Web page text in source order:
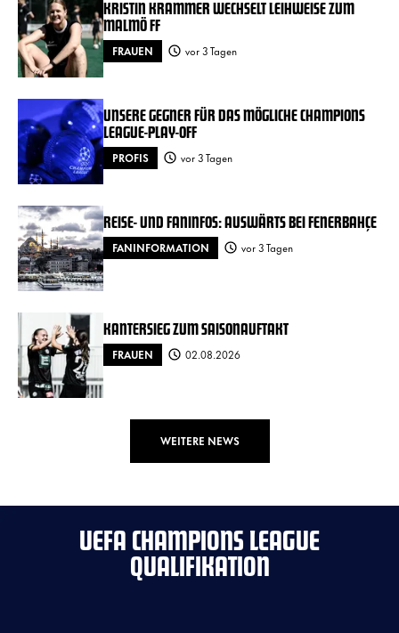
KRISTIN KRAMMER WECHSELT LEIHWEISE ZUM
MALMÖ FF
FRAUEN vor 3 Tagen
UNSERE GEGNER FÜR DAS MÖGLICHE CHAMPIONS
LEAGUE-PLAY-OFF
PROFIS vor 3 Tagen
REISE- UND FANINFOS: AUSWÄRTS BEI FENERBAHÇE
FANINFORMATION vor 3 Tagen
KANTERSIEG ZUM SAISONAUFTAKT
FRAUEN 02.08.2026
WEITERE NEWS
UEFA CHAMPIONS LEAGUE
QUALIFIKATION